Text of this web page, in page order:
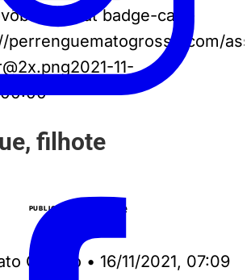
badge-cat badge-cat--
perrenguematogrosso.com/
2021-11-
filhote
PUBLICIDADE Anuncie
Grosso • 16/11/2021, 07:09